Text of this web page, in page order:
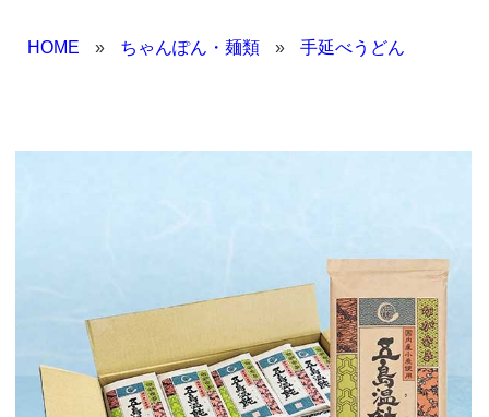
HOME » ちゃんぽん・麺類 » 手延べうどん